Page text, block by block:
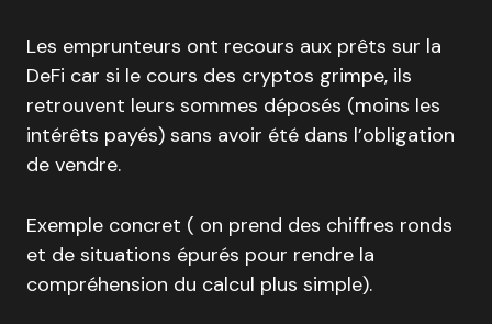
Les emprunteurs ont recours aux prêts sur la
DeFi car si le cours des cryptos grimpe, ils
retrouvent leurs sommes déposés (moins les
intérêts payés) sans avoir été dans l’obligation
de vendre.
Exemple concret ( on prend des chiffres ronds
et de situations épurés pour rendre la
compréhension du calcul plus simple).